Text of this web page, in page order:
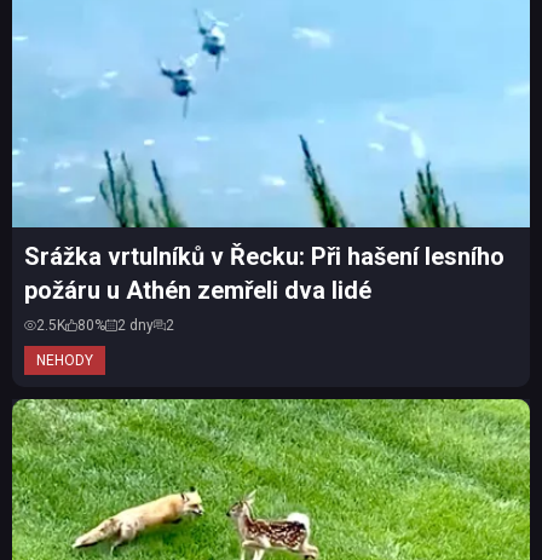
NEHODY
Srážka vrtulníků v Řecku: Při hašení lesního
požáru u Athén zemřeli dva lidé
2.5K 80% 2 dny 2